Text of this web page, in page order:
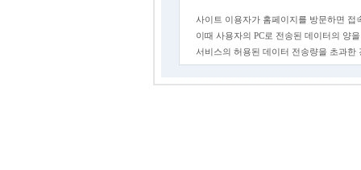
사이트 이용자가 홈페이지를 방문하면 접
이때 사용자의 PC로 전송된 데이터의 양
서비스의 허용된 데이터 전송량을 초과